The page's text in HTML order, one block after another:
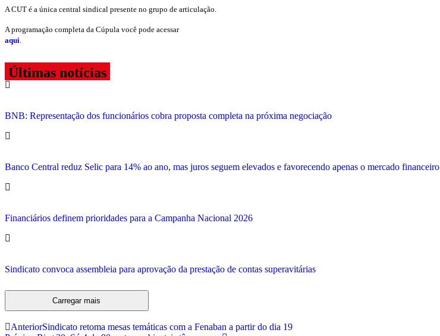
A CUT é a única central sindical presente no grupo de articulação.
A programação completa da Cúpula você pode acessar
aqui.
Últimas notícias
BNB: Representação dos funcionários cobra proposta completa na próxima negociação
Banco Central reduz Selic para 14% ao ano, mas juros seguem elevados e favorecendo apenas o mercado financeiro
Financiários definem prioridades para a Campanha Nacional 2026
Sindicato convoca assembleia para aprovação da prestação de contas superavitárias
Carregar mais
AnteriorSindicato retoma mesas temáticas com a Fenaban a partir do dia 19